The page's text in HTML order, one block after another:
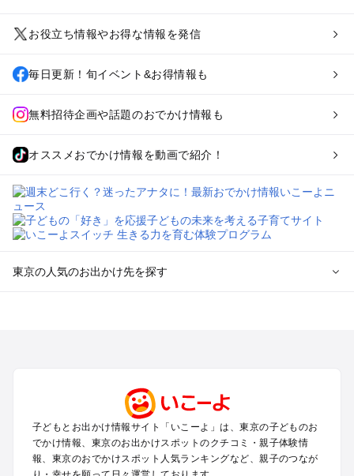
お役立ち情報やお得な情報を発信
毎日更新！旬イベント&お得情報も
無料招待企画や話題のおでかけ情報も
オススメおでかけ情報を動画で紹介！
東京の人気のお出かけ先を探す
町田・相模原・愛川・上野原のプールお出かけ
渋谷・原宿・恵比寿・中目黒・自由が丘のプールお出かけ
池袋・赤羽・王子・巣鴨・目白・石神井のプールお出かけ
新宿・高田馬場・代々木・千駄ヶ谷のプールお出かけ
銀座・丸の内・日本橋・有楽町・築地・月島のプールお出かけ
子どもとお出かけ情報サイト「いこーよ」は、東京の子どものお
でかけ情報、東京のお出かけスポットのクチコミ・親子体験情
報、東京のおでかけスポット人気ランキングなど、親子のつなが